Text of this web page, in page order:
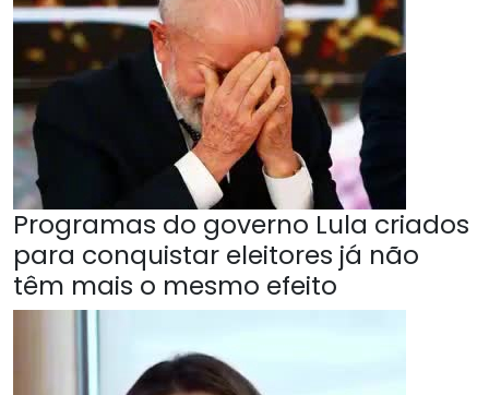
Programas do governo Lula criados
para conquistar eleitores já não
têm mais o mesmo efeito